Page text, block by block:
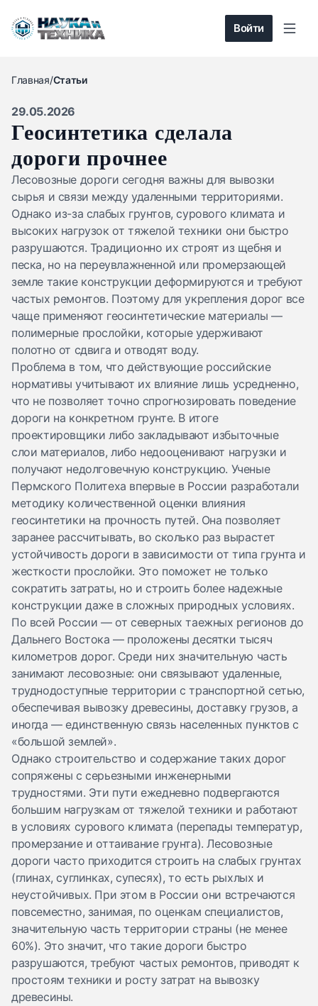
Войти
Главная/Статьи
29.05.2026
Геосинтетика сделала
дороги прочнее
Лесовозные дороги сегодня важны для вывозки
сырья и связи между удаленными территориями.
Однако из-за слабых грунтов, сурового климата и
высоких нагрузок от тяжелой техники они быстро
разрушаются. Традиционно их строят из щебня и
песка, но на переувлажненной или промерзающей
земле такие конструкции деформируются и требуют
частых ремонтов. Поэтому для укрепления дорог все
чаще применяют геосинтетические материалы —
полимерные прослойки, которые удерживают
полотно от сдвига и отводят воду.
Проблема в том, что действующие российские
нормативы учитывают их влияние лишь усредненно,
что не позволяет точно спрогнозировать поведение
дороги на конкретном грунте. В итоге
проектировщики либо закладывают избыточные
слои материалов, либо недооценивают нагрузки и
получают недолговечную конструкцию. Ученые
Пермского Политеха впервые в России разработали
методику количественной оценки влияния
геосинтетики на прочность путей. Она позволяет
заранее рассчитывать, во сколько раз вырастет
устойчивость дороги в зависимости от типа грунта и
жесткости прослойки. Это поможет не только
сократить затраты, но и строить более надежные
конструкции даже в сложных природных условиях.
По всей России — от северных таежных регионов до
Дальнего Востока — проложены десятки тысяч
километров дорог. Среди них значительную часть
занимают лесовозные: они связывают удаленные,
труднодоступные территории с транспортной сетью,
обеспечивая вывозку древесины, доставку грузов, а
иногда — единственную связь населенных пунктов с
«большой землей».
Однако строительство и содержание таких дорог
сопряжены с серьезными инженерными
трудностями. Эти пути ежедневно подвергаются
большим нагрузкам от тяжелой техники и работают
в условиях сурового климата (перепады температур,
промерзание и оттаивание грунта). Лесовозные
дороги часто приходится строить на слабых грунтах
(глинах, суглинках, супесях), то есть рыхлых и
неустойчивых. При этом в России они встречаются
повсеместно, занимая, пооценкам специалистов,
значительную часть территории страны (не менее
60%). Это значит, что такие дороги быстро
разрушаются, требуют частых ремонтов, приводят к
простоям техники и росту затрат на вывозку
древесины.